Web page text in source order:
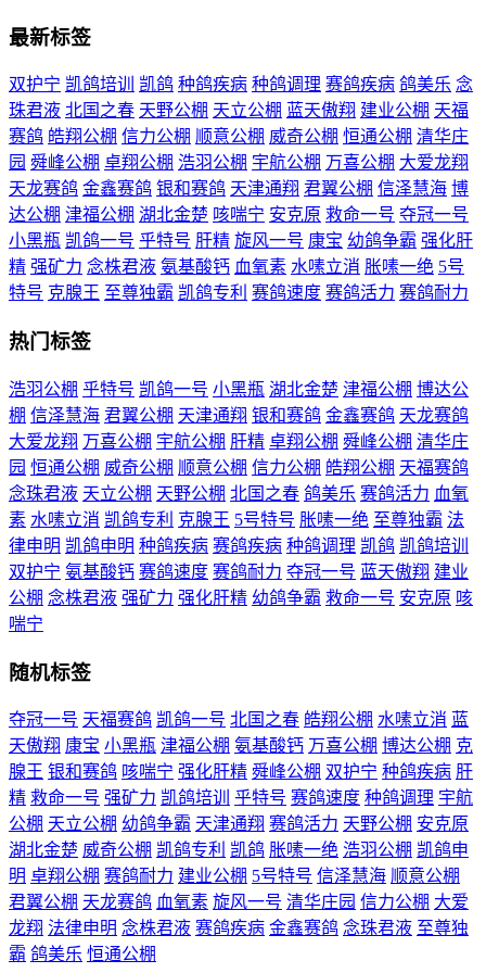
最新标签
双护宁 凯鸽培训 凯鸽 种鸽疾病 种鸽调理 赛鸽疾病 鸽美乐 念
珠君液 北国之春 天野公棚 天立公棚 蓝天傲翔 建业公棚 天福
赛鸽 皓翔公棚 信力公棚 顺意公棚 威奇公棚 恒通公棚 清华庄
园 舜峰公棚 卓翔公棚 浩羽公棚 宇航公棚 万喜公棚 大爱龙翔
天龙赛鸽 金鑫赛鸽 银和赛鸽 天津通翔 君翼公棚 信泽慧海 博
达公棚 津福公棚 湖北金楚 咳喘宁 安克原 救命一号 夺冠一号
小黑瓶 凯鸽一号 乎特号 肝精 旋风一号 康宝 幼鸽争霸 强化肝
精 强矿力 念株君液 氨基酸钙 血氧素 水嗉立消 胀嗉一绝 5号
特号 克腺王 至尊独霸 凯鸽专利 赛鸽速度 赛鸽活力 赛鸽耐力
热门标签
浩羽公棚 乎特号 凯鸽一号 小黑瓶 湖北金楚 津福公棚 博达公
棚 信泽慧海 君翼公棚 天津通翔 银和赛鸽 金鑫赛鸽 天龙赛鸽
大爱龙翔 万喜公棚 宇航公棚 肝精 卓翔公棚 舜峰公棚 清华庄
园 恒通公棚 威奇公棚 顺意公棚 信力公棚 皓翔公棚 天福赛鸽
念珠君液 天立公棚 天野公棚 北国之春 鸽美乐 赛鸽活力 血氧
素 水嗉立消 凯鸽专利 克腺王 5号特号 胀嗉一绝 至尊独霸 法
律申明 凯鸽申明 种鸽疾病 赛鸽疾病 种鸽调理 凯鸽 凯鸽培训
双护宁 氨基酸钙 赛鸽速度 赛鸽耐力 夺冠一号 蓝天傲翔 建业
公棚 念株君液 强矿力 强化肝精 幼鸽争霸 救命一号 安克原 咳
喘宁
随机标签
夺冠一号 天福赛鸽 凯鸽一号 北国之春 皓翔公棚 水嗉立消 蓝
天傲翔 康宝 小黑瓶 津福公棚 氨基酸钙 万喜公棚 博达公棚 克
腺王 银和赛鸽 咳喘宁 强化肝精 舜峰公棚 双护宁 种鸽疾病 肝
精 救命一号 强矿力 凯鸽培训 乎特号 赛鸽速度 种鸽调理 宇航
公棚 天立公棚 幼鸽争霸 天津通翔 赛鸽活力 天野公棚 安克原
湖北金楚 威奇公棚 凯鸽专利 凯鸽 胀嗉一绝 浩羽公棚 凯鸽申
明 卓翔公棚 赛鸽耐力 建业公棚 5号特号 信泽慧海 顺意公棚
君翼公棚 天龙赛鸽 血氧素 旋风一号 清华庄园 信力公棚 大爱
龙翔 法律申明 念株君液 赛鸽疾病 金鑫赛鸽 念珠君液 至尊独
霸 鸽美乐 恒通公棚